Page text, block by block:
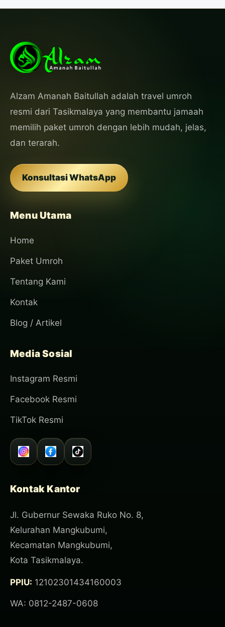
Alzam Amanah Baitullah adalah travel umroh
resmi dari Tasikmalaya yang membantu jamaah
memilih paket umroh dengan lebih mudah, jelas,
dan terarah.
Konsultasi WhatsApp
Menu Utama
Home
Paket Umroh
Tentang Kami
Kontak
Blog / Artikel
Media Sosial
Instagram Resmi
Facebook Resmi
TikTok Resmi
Kontak Kantor
Jl. Gubernur Sewaka Ruko No. 8,
Kelurahan Mangkubumi,
Kecamatan Mangkubumi,
Kota Tasikmalaya.
PPIU: 12102301434160003
WA: 0812-2487-0608